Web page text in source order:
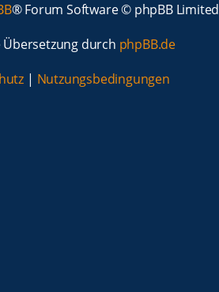
® Forum Software © phpBB Limited
Übersetzung durch phpBB.de
| Nutzungsbedingungen